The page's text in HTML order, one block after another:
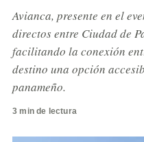
Avianca, presente en el
directos entre Ciudad de
facilitando la conexión
destino una opción
panameño.
3 min de lectura